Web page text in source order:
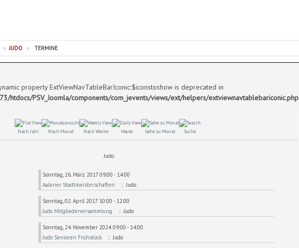
» JUDO » TERMINE
property ExtViewNavTableBarIconic::$iconstoshow is deprecated in
htdocs/PSV_Joomla/components/com_jevents/views/ext/helpers/extviewnavtablebariconic.php
Nach Jahr Nach Monat Nach Woche Heute Gehe zu Monat Suche
Judo
Sonntag, 26. März 2017 09:00 - 14:00
Aalener Stadtmeisterschaften
:: Judo
Sonntag, 02. April 2017 10:00 - 12:00
Judo Mitgliederversammlung
:: Judo
Sonntag, 24. November 2024 09:00 - 14:00
Judo Senioren Frühstück
:: Judo